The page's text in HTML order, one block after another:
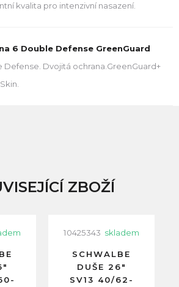
kvalita pro intenzivní nasazení.
6 Double Defense GreenGuard
Defense. Dvojitá ochrana.GreenGuard+
ZBOŽÍ
10425343 skladem
SCHWALBE
DUŠE 26"
SV13 40/62-